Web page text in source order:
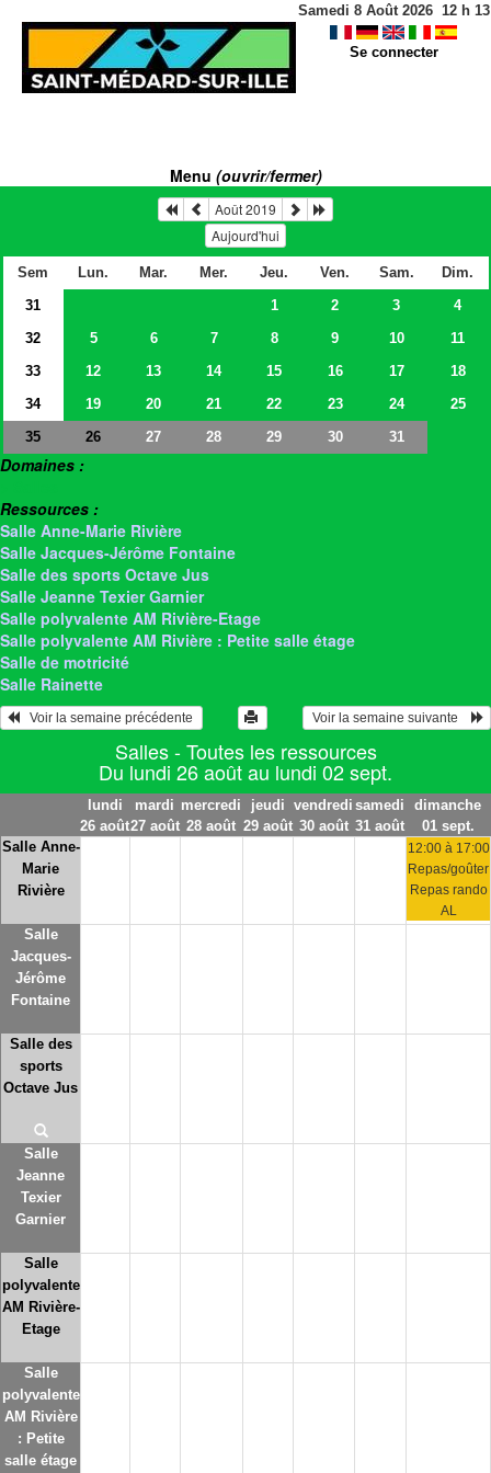
Samedi 8 Août 2026 12h 13
Se connecter
Menu (ouvrir/fermer)
Août 2019
Aujourd'hui
Sem Lun. Mar. Mer. Jeu. Ven. Sam.
Dim.
31
1 2 3
4
32
5 6 7 8 9 10
11
33
12 13 14 15 16 17
18
34
19 20 21 22 23 24
25
35
26 27 28 29 30 31
Domaines :
Ressources :
Salle Anne-Marie Rivière
Salle Jacques-Jérôme Fontaine
Salle des sports Octave Jus
Salle Jeanne Texier Garnier
Salle polyvalente AM Rivière-Etage
Salle polyvalente AM Rivière : Petite salle étage
Salle de motricité
Salle Rainette
Voir la semaine suivante
Salles - Toutes les ressources
Du lundi 26 août au lundi 02 sept.
lundi
26 août
mardi
27 août
mercredi
28 août
jeudi
29 août
vendredi
30 août
samedi
31 août
dimanche
01 sept.
Salle Anne-
Marie
Rivière
12:00 à 17:00
Repas/goûter
Repas rando
AL
Salle
Jacques-
Jérôme
Fontaine
Salle des
sports
Octave Jus
Salle
Jeanne
Texier
Garnier
Salle
polyvalente
AM Rivière-
Etage
Salle
polyvalente
AM Rivière
: Petite
salle étage